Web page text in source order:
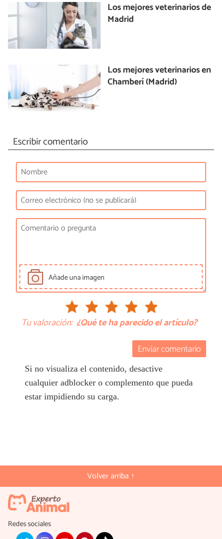
Los mejores veterinarios de
Madrid
Los mejores veterinarios en
Chamberí (Madrid)
Escribir comentario
Añade una imagen
Tu valoración: ¿Qué te ha parecido el artículo?
Enviar comentario
Si no visualiza el contenido, desactive
cualquier adblocker o complemento que pueda
estar impidiendo su carga.
Volver arriba ↑
Redes sociales